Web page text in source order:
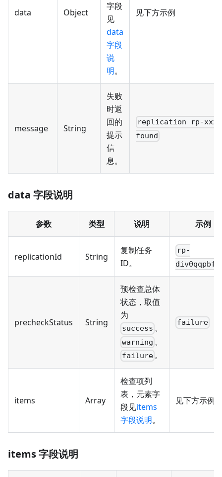
data Object
字段
见
data
字段
说
明。
见下方示例
message String
失败
时返
回的
提示
信
息。
replication rp-xxx
found
data 字段说明
参数 类型 说明 示例
replicationId String
复制任务
ID。
rp-
precheckStatus String
预检查总体
状态，取值
为
success 、
warning 、
failure 。
failure
items Array
检查项列
表，元素字
段见items
字段说明。
见下方示例
items 字段说明